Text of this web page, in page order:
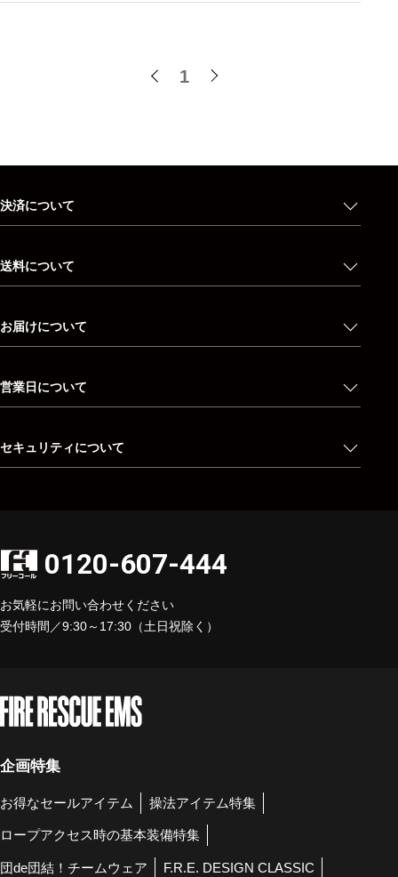
1
決済について
送料について
お届けについて
営業日について
セキュリティについて
0120-607-444
お気軽にお問い合わせください
受付時間／9:30～17:30（土日祝除く）
企画特集
お得なセールアイテム 操法アイテム特集
ロープアクセス時の基本装備特集
団de団結！チームウェア F.R.E. DESIGN CLASSIC